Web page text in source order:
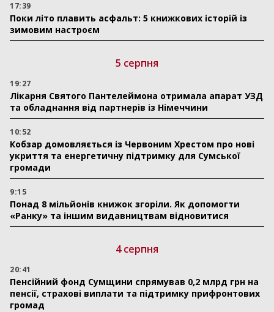
17:39
Поки літо плавить асфальт: 5 книжкових історій із
зимовим настроєм
5 серпня
19:27
Лікарня Святого Пантелеймона отримала апарат УЗД
та обладнання від партнерів із Німеччини
10:52
Кобзар домовляється із Червоним Хрестом про нові
укриття та енергетичну підтримку для Сумської
громади
9:15
Понад 8 мільйонів книжок згоріли. Як допомогти
«Ранку» та іншим видавництвам відновитися
4 серпня
20:41
Пенсійний фонд Сумщини спрямував 0,2 млрд грн на
пенсії, страхові виплати та підтримку прифронтових
громад